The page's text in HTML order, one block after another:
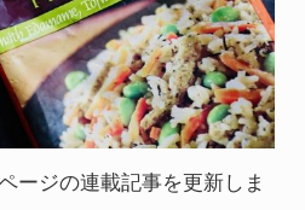
ージの連載記事を更新しま